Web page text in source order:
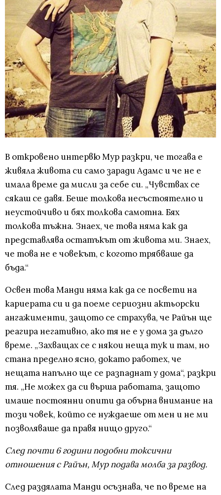
В откровено интервю Мур разкри, че тогава е
живяла живота си само заради Адамс и че не е
имала време да мисли за себе си. „Чувствах се
сякаш се давя. Беше толкова несъстоятелно и
неустойчиво и бях толкова самотна. Бях
толкова тъжна. Знаех, че това няма как да
представлява остатъкът от живота ми. Знаех,
че това не е човекът, с когото трябваше да
бъда.“
Освен това Манди няма как да се посвети на
кариерата си и да поеме сериозни актьорски
ангажименти, защото се страхува, че Райън ще
реагира негативно, ако тя не е у дома за дълго
време. „Захващах се с някои неща тук и там, но
стана пределно ясно, докато работех, че
нещата напълно ще се разпаднат у дома“, разкри
тя. „Не можех да си върша работата, защото
имаше постоянни опити да обърна внимание на
този човек, който се нуждаеше от мен и не ми
позволяваше да правя нищо друго.“
След почти 6 години подобни токсични
отношения с Райън, Мур подава молба за развод.
След раздялата Манди осъзнава, че по време на